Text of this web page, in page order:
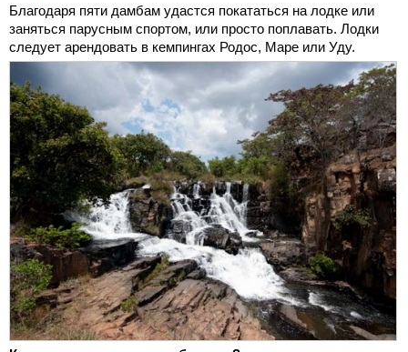
Благодаря пяти дамбам удастся покататься на лодке или
заняться парусным спортом, или просто поплавать. Лодки
следует арендовать в кемпингах Родос, Маре или Уду.